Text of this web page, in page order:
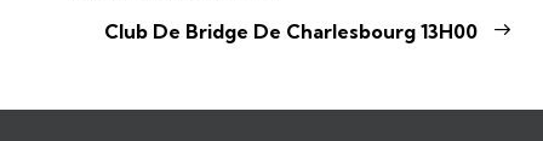
Club De Bridge De Charlesbourg 13H00